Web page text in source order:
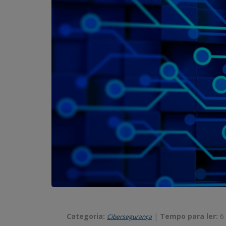
Categoria: Cibersegurança | Tempo para ler: 6